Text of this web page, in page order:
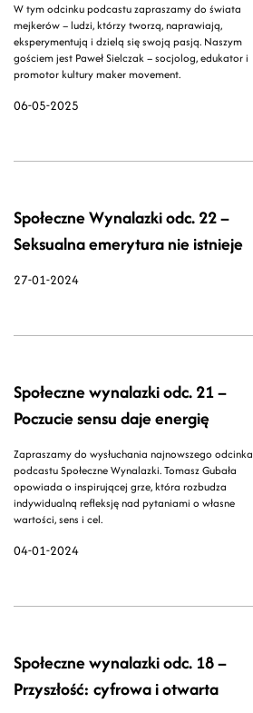
06-05-2025
W tym odcinku podcastu zapraszamy do świata
mejkerów – ludzi, którzy tworzą, naprawiają,
eksperymentują i dzielą się swoją pasją. Naszym
gościem jest Paweł Sielczak – socjolog, edukator i
promotor kultury maker movement.
27-01-2024
Społeczne Wynalazki odc. 22 –
Seksualna emerytura nie istnieje
04-01-2024
Społeczne wynalazki odc. 21 –
Poczucie sensu daje energię
Zapraszamy do wysłuchania najnowszego odcinka
podcastu Społeczne Wynalazki. Tomasz Gubała
opowiada o inspirującej grze, która rozbudza
indywidualną refleksję nad pytaniami o własne
wartości, sens i cel.
Społeczne wynalazki odc. 18 –
Przyszłość: cyfrowa i otwarta